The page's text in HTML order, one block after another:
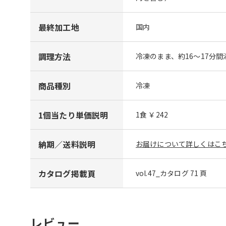
最終加工地 国内
調理方法 冷凍のまま、約16～17分間
商品種別 冷凍
1個当たり単価説明 1食 ￥242
納期／送料説明 お届けについて詳しくはこ
カタログ掲載頁 vol.47_カタログ 71 頁